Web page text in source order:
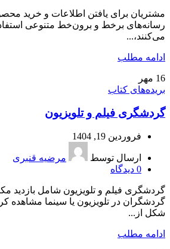
مشتریان برای یافتن اطلاعات و خرید
رسانه‌های برخط و برون‌خط متنوعی
می‌کنند،...
ادامه مطلب
16 مهر
بریده‌های کتاب
گردشگری فیلم و تلویزیون
فروردین 19, 1404
ارسال توسط
مرضیه قنبری
0 دیدگاه
گردشگری فیلم و تلویزیون شامل بازدید
گردشگران در تلویزیون یا سینما مشاهده
شکل از...
ادامه مطلب